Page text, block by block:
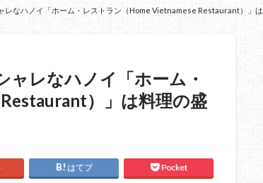
レなハノイ「ホーム・レストラン（Home Vietnamese Restaurant）」
ャレなハノイ「ホーム・
）」は料理の盛
はてブ Pocket